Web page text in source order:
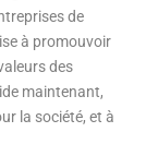
de
à promouvoir
des
maintenant,
la société, et à